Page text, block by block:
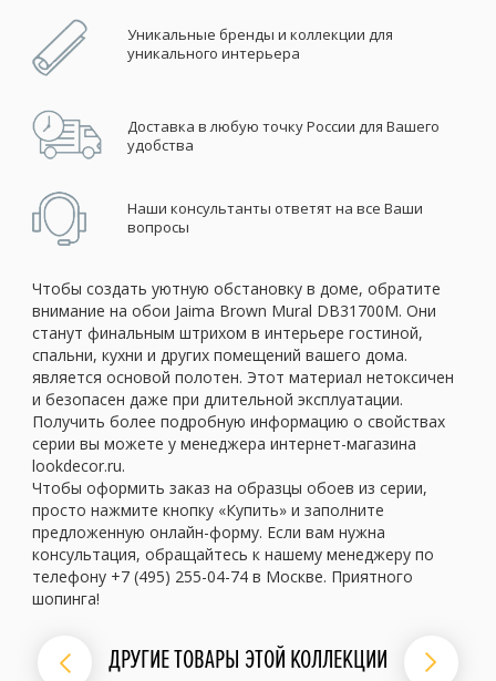
Уникальные бренды и коллекции для
уникального интерьера
Доставка в любую точку России для Вашего
удобства
Наши консультанты ответят на все Ваши
вопросы
Чтобы создать уютную обстановку в доме, обратите
внимание на обои Jaima Brown Mural DB31700M. Они
станут финальным штрихом в интерьере гостиной,
спальни, кухни и других помещений вашего дома.
является основой полотен. Этот материал нетоксичен
и безопасен даже при длительной эксплуатации.
Получить более подробную информацию о свойствах
серии вы можете у менеджера интернет-магазина
lookdecor.ru.
Чтобы оформить заказ на образцы обоев из серии,
просто нажмите кнопку «Купить» и заполните
предложенную онлайн-форму. Если вам нужна
консультация, обращайтесь к нашему менеджеру по
телефону +7 (495) 255-04-74 в Москве. Приятного
шопинга!
ДРУГИЕ ТОВАРЫ ЭТОЙ КОЛЛЕКЦИИ